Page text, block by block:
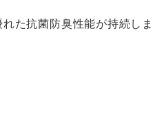
た抗菌防臭性能が持続しま